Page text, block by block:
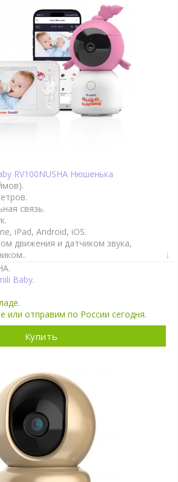
к Power Bank..
Wi-Fi.
Подробно
RV100NUSHA Нюшенька
связь.
iPad, Android, iOS.
движения и датчиком звука,
или к кроватке в комплекте..
температуры.
к Power Bank для автономного
Wi-Fi.
Подробно
Baby.
или отправим по России сегодня.
Купить